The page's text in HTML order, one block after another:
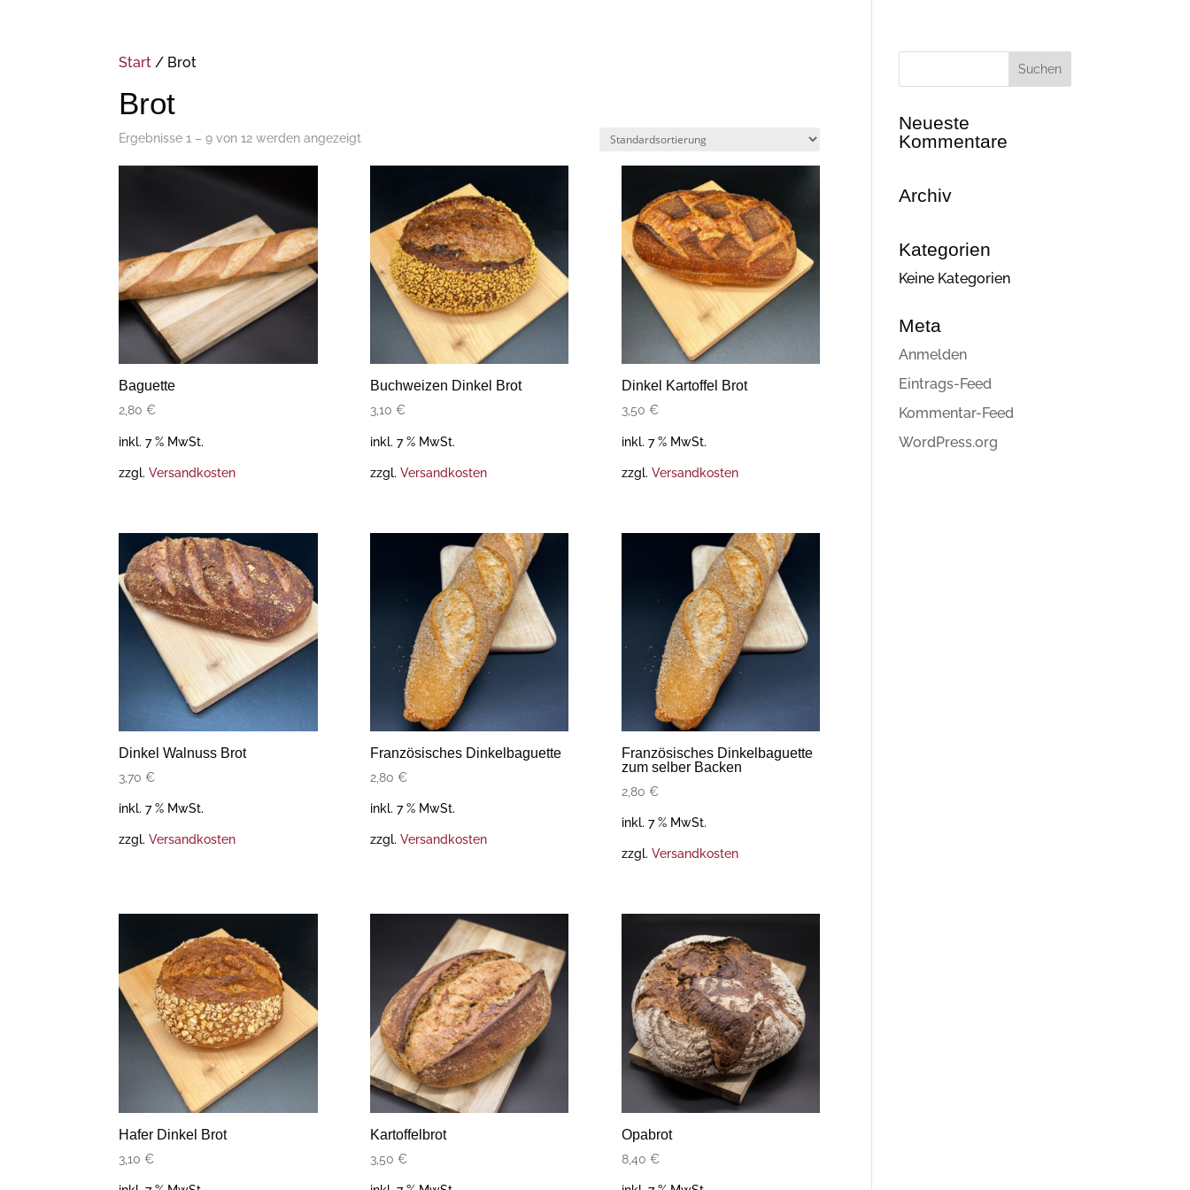
Start / Brot
Brot
Ergebnisse 1 – 9 von 12 werden angezeigt
Baguette
2,80€
inkl. 7 % MwSt.
zzgl.Versandkosten
Buchweizen Dinkel Brot
3,10 €
inkl. 7 % MwSt.
zzgl. Versandkosten
Dinkel Kartoffel Brot
3,50 €
inkl. 7 % MwSt.
zzgl. Versandkosten
Dinkel Walnuss Brot
3,70€
inkl. 7 % MwSt.
zzgl.Versandkosten
Französisches Dinkelbaguette
2,80 €
inkl. 7 % MwSt.
zzgl. Versandkosten
Französisches Dinkelbaguette
zum selber Backen
2,80 €
inkl. 7 % MwSt.
zzgl. Versandkosten
Hafer Dinkel Brot
3,10€
Kartoffelbrot
3,50 €
Opabrot
8,40 €
Neueste
Kommentare
Archiv
Kategorien
Keine Kategorien
Meta
Anmelden
Eintrags-Feed
Kommentar-Feed
WordPress.org